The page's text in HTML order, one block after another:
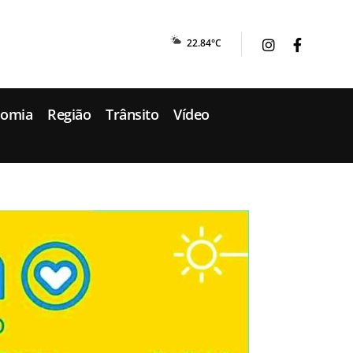
22.84°C
Região Trânsito Vídeo